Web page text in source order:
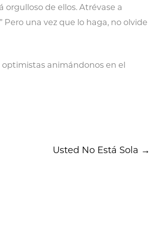
orgulloso de ellos. Atrévase a
Pero una vez que lo haga, no olvide
optimistas animándonos en el
Usted No Está Sola →